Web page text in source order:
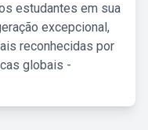
estudantes em sua
excepcional,
reconhecidas por
globais -